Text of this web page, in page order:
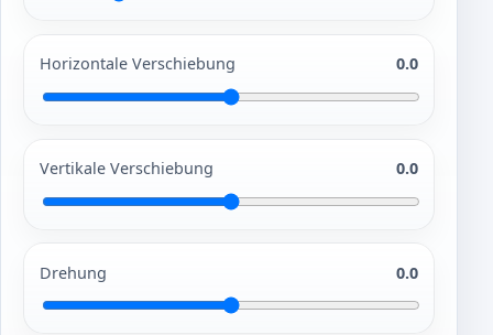
Horizontale Verschiebung 0.0
Vertikale Verschiebung 0.0
Drehung 0.0